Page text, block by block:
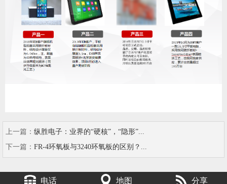
上一篇： 纵胜电子：业界的“硬核”，“隐形”...
下一篇： FR-4环氧板与3240环氧板的区别？...
电话 地图 分享